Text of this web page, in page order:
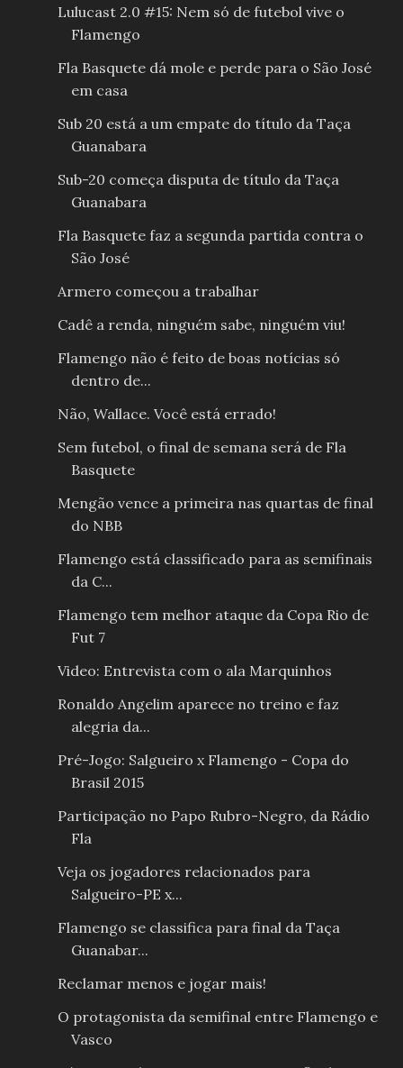
Lulucast 2.0 #15: Nem só de futebol vive o
Flamengo
Fla Basquete dá mole e perde para o São José
em casa
Sub 20 está a um empate do título da Taça
Guanabara
Sub-20 começa disputa de título da Taça
Guanabara
Fla Basquete faz a segunda partida contra o
São José
Armero começou a trabalhar
Cadê a renda, ninguém sabe, ninguém viu!
Flamengo não é feito de boas notícias só
dentro de...
Não, Wallace. Você está errado!
Sem futebol, o final de semana será de Fla
Basquete
Mengão vence a primeira nas quartas de final
do NBB
Flamengo está classificado para as semifinais
da C...
Flamengo tem melhor ataque da Copa Rio de
Fut 7
Video: Entrevista com o ala Marquinhos
Ronaldo Angelim aparece no treino e faz
alegria da...
Pré-Jogo: Salgueiro x Flamengo - Copa do
Brasil 2015
Participação no Papo Rubro-Negro, da Rádio
Fla
Veja os jogadores relacionados para
Salgueiro-PE x...
Flamengo se classifica para final da Taça
Guanabar...
Reclamar menos e jogar mais!
O protagonista da semifinal entre Flamengo e
Vasco